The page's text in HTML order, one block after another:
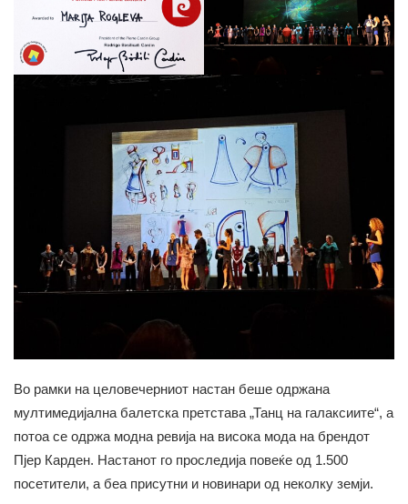
Во рамки на целовечерниот настан беше одржана
мултимедијална балетска претстава „Танц на галаксиите“, а
потоа се одржа модна ревија на висока мода на брендот
Пјер Карден. Настанот го проследија повеќе од 1.500
посетители, а беа присутни и новинари од неколку земји.